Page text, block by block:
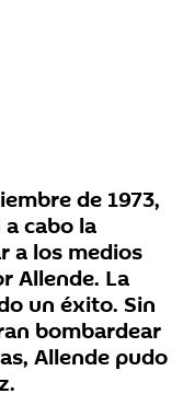
de 1973,
cabo la
a los medios
Allende. La
un éxito. Sin
bombardear
Allende pudo